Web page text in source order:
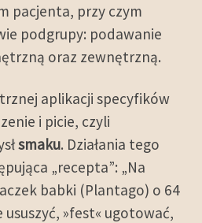
pacjenta, przy czym
podgrupy: podawanie
oraz zewnętrzną.
aplikacji specyfików
i picie, czyli
smaku. Działania tego
„recepta”: „Na
babki (Plantago) o 64
»fest« ugotować,